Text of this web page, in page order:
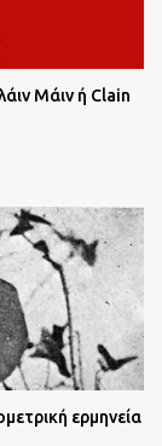
Μάιν ή Clain
ερμηνεία